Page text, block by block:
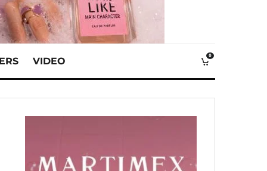
VIDEO 0